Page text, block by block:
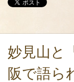
妙見山と
阪で語ら